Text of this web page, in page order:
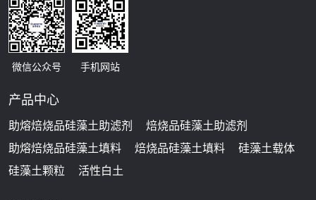
微信公众号 手机网站
产品中心
助熔焙烧品硅藻土助滤剂
焙烧品硅藻土助滤剂
助熔焙烧品硅藻土填料
焙烧品硅藻土填料
硅藻土载体
硅藻土颗粒
活性白土